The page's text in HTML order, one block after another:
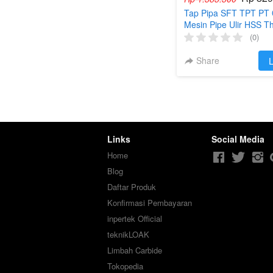
Tap Pipa SFT TPT PT
Mesin Pipe Ulir HSS
(0)
Share `
Links
Home
Blog
Daftar Produk
Konfirmasi Pembayaran
inpertek Official
teknikLOAK
Limbah Carbide
Tokopedia
Social Media